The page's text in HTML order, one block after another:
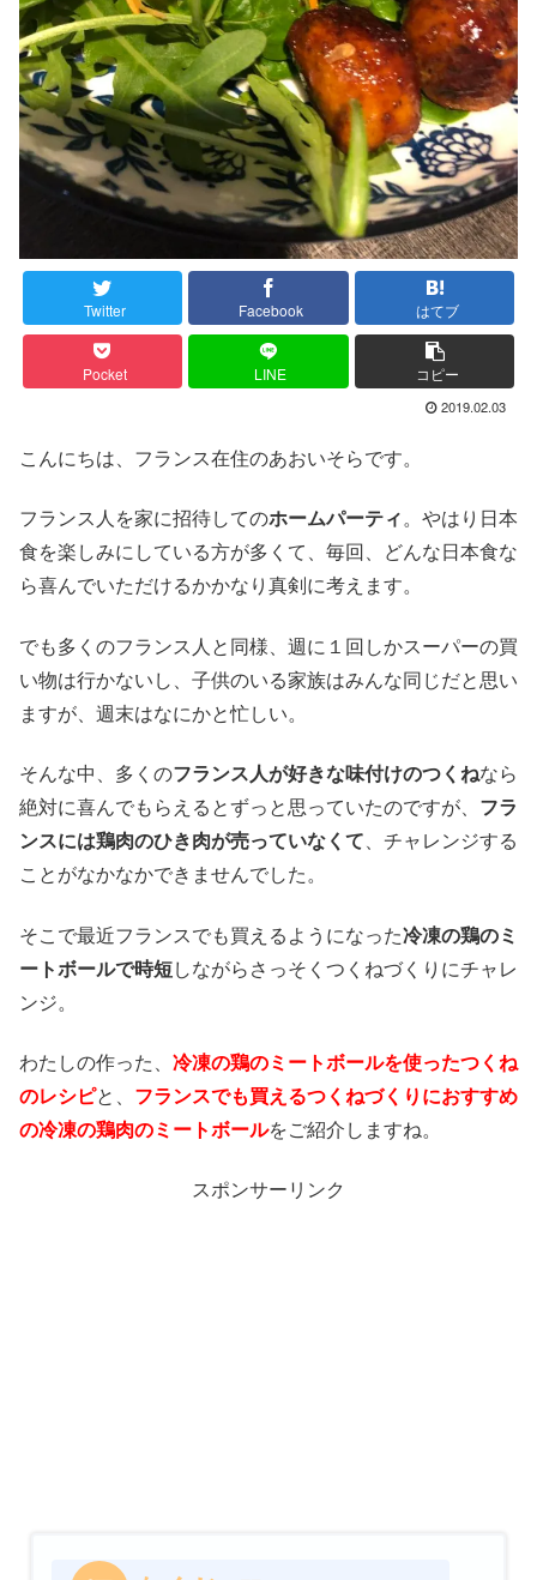
Twitter Facebook はてブ
Pocket LINE コピー
2019.02.03
こんにちは、フランス在住のあおいそらです。
フランス人を家に招待してのホームパーティ。やはり日本
食を楽しみにしている方が多くて、毎回、どんな日本食な
ら喜んでいただけるかかなり真剣に考えます。
でも多くのフランス人と同様、週に１回しかスーパーの買
い物は行かないし、子供のいる家族はみんな同じだと思い
ますが、週末はなにかと忙しい。
そんな中、多くのフランス人が好きな味付けのつくねなら
絶対に喜んでもらえるとずっと思っていたのですが、 フラ
ンスには鶏肉のひき肉が売っていなくて、チャレンジする
ことがなかなかできませんでした。
そこで最近フランスでも買えるようになった冷凍の鶏のミ
ートボールで時短しながらさっそくつくねづくりにチャレ
ンジ。
わたしの作った、 冷凍の鶏のミートボールを使ったつくね
のレシピと、 フランスでも買えるつくねづくりにおすすめ
の冷凍の鶏肉のミートボールをご紹介しますね。
スポンサーリンク